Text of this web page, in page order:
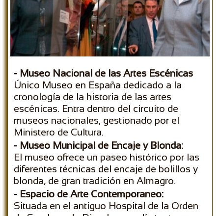
- Museo Nacional de las Artes Escénicas
Único Museo en España dedicado a la
cronología de la historia de las artes
escénicas. Entra dentro del circuito de
museos nacionales, gestionado por el
Ministero de Cultura.
- Museo Municipal de Encaje y Blonda:
El museo ofrece un paseo histórico por las
diferentes técnicas del encaje de bolillos y
blonda, de gran tradición en Almagro.
- Espacio de Arte Contemporaneo:
Situada en el antiguo Hospital de la Orden